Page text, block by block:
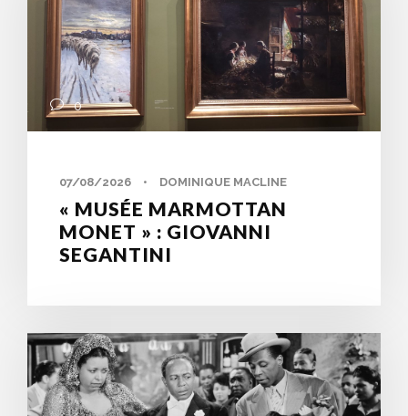
0
07/08/2026 • DOMINIQUE MACLINE
« MUSÉE MARMOTTAN
MONET » : GIOVANNI
SEGANTINI